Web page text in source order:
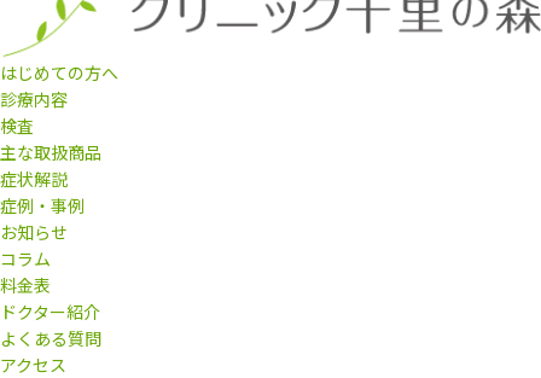
はじめての方へ
診療内容
検査
主な取扱商品
症状解説
症例・事例
お知らせ
コラム
料金表
ドクター紹介
よくある質問
アクセス